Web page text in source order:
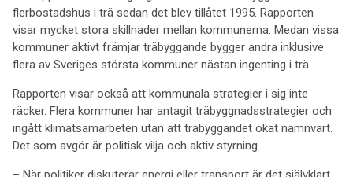
flerbostadshus i trä sedan det blev tillåtet 1995. Rapporten
visar mycket stora skillnader mellan kommunerna. Medan vissa
kommuner aktivt främjar träbyggande bygger andra inklusive
flera av Sveriges största kommuner nästan ingenting i trä.
Rapporten visar också att kommunala strategier i sig inte
räcker. Flera kommuner har antagit träbyggnadsstrategier och
ingått klimatsamarbeten utan att träbyggandet ökat nämnvärt.
Det som avgör är politisk vilja och aktiv styrning.